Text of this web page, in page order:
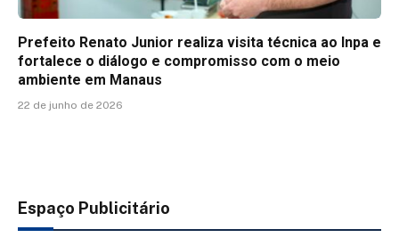
Prefeito Renato Junior realiza visita técnica ao Inpa e
fortalece o diálogo e compromisso com o meio
ambiente em Manaus
22 de junho de 2026
Espaço Publicitário